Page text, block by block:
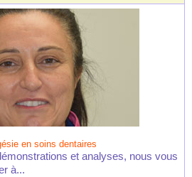
en soins dentaires
et analyses, nous vous
à...